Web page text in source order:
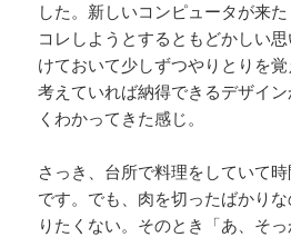
した。新しいコンピュータが来
コレしようとするともどかしい
けておいて少しずつやりとりを
考えていれば納得できるデザイ
くわかってきた感じ。
さっき、台所で料理をしていて
です。でも、肉を切ったばかり
りたくない。そのとき「あ、そ